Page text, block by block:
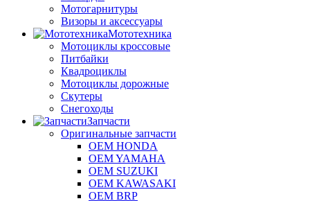
Мотогарнитуры
Визоры и аксессуары
Мототехника
Мотоциклы кроссовые
Питбайки
Квадроциклы
Мотоциклы дорожные
Скутеры
Снегоходы
Запчасти
Оригинальные запчасти
OEM HONDA
OEM YAMAHA
OEM SUZUKI
OEM KAWASAKI
OEM BRP